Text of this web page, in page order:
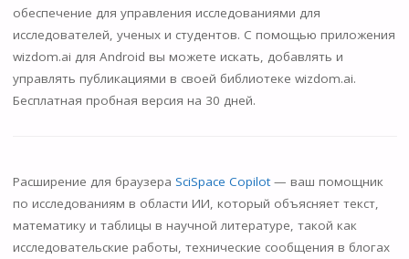
обеспечение для управления исследованиями для
исследователей, ученых и студентов. С помощью приложения
wizdom.ai для Android вы можете искать, добавлять и
управлять публикациями в своей библиотеке wizdom.ai.
Бесплатная пробная версия на 30 дней.
Расширение для браузера SciSpace Copilot— ваш помощник
по исследованиям в области ИИ, который объясняет текст,
математику и таблицы в научной литературе, такой как
исследовательские работы, технические сообщения в блогах